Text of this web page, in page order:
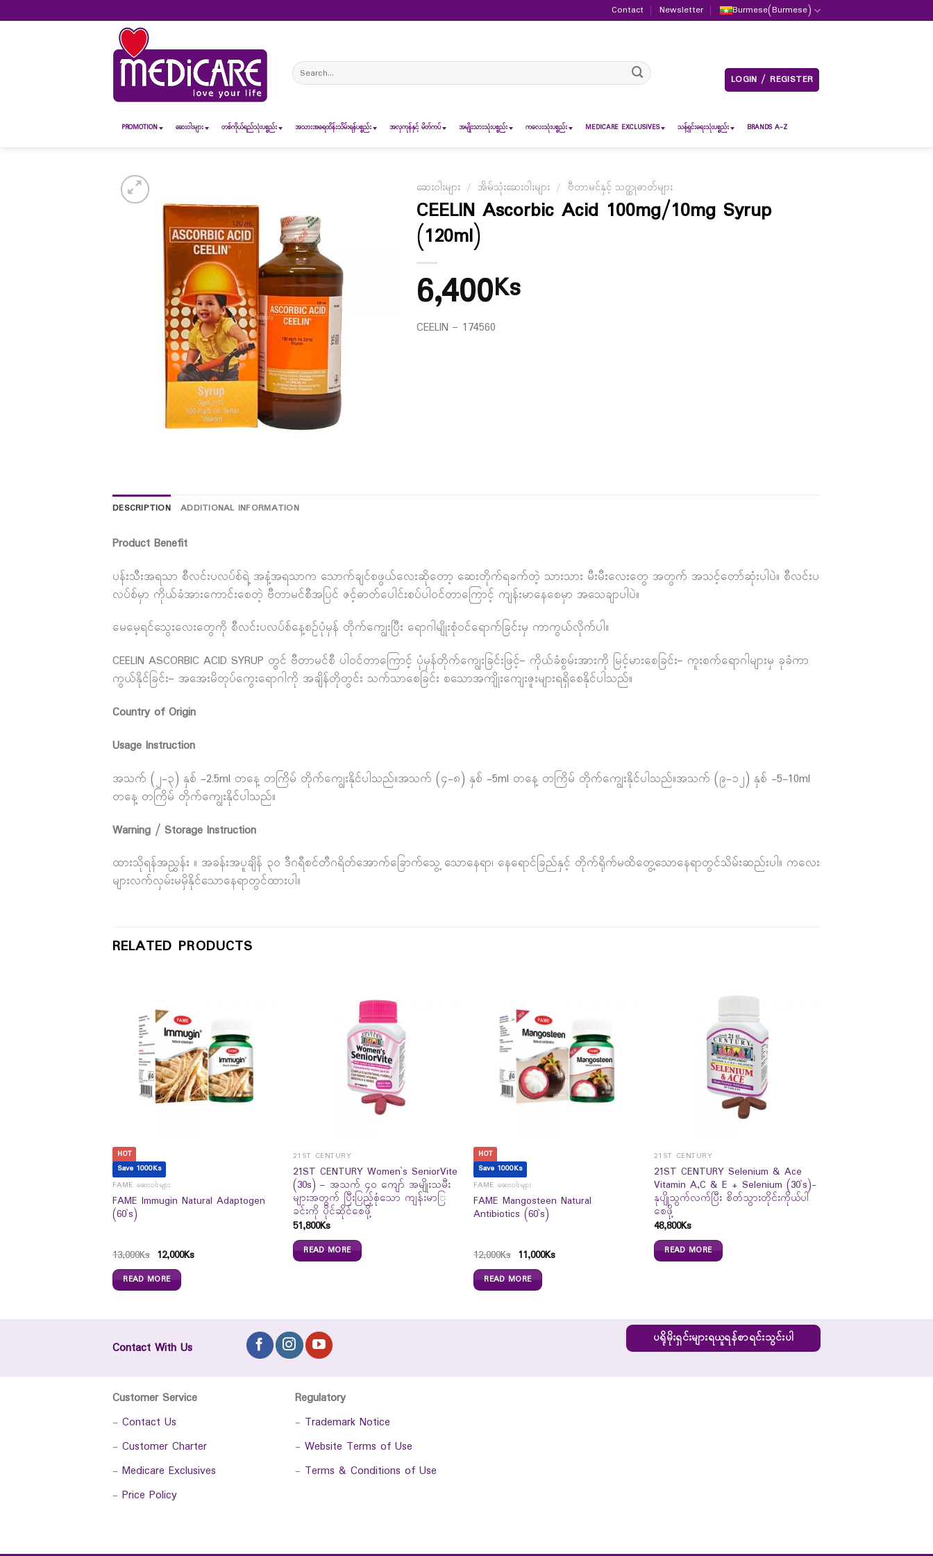
to
Contact Newsletter Burmese(Burmese)
Search
for:
LOGIN / REGISTER
PROMOTION ဆေး၀ါးများ တစ်ကိုယ်ရည်သုံးပစ္စည်း အသားအရေထိန်းသိမ်းရန်ပစ္စည်း အလှကုန်နှင့် မိတ်ကပ် အမျိုးသားသုံးပစ္စည်း ကလေးသုံးပစ္စည်း MEDICARE EXCLUSIVES သန့်ရှင်းရေးသုံးပစ္စည်း BRANDS A-Z
ဆေးဝါးများ / အိမ်သုံးဆေးဝါးများ / ဗီတာမင်နှင့် သတ္ထုဓာတ်များ
CEELIN Ascorbic Acid 100mg/10mg Syrup
(120ml)
6,400Ks
CEELIN – 174560
DESCRIPTION ADDITIONAL INFORMATION
Product Benefit
ပန်းသီးအရသာ စီလင်းပလပ်စ်ရဲ့ အနံ့အရသာက သောက်ချင်စဖွယ်လေးဆိုတော့ ဆေးတိုက်ရခက်တဲ့ သားသား မီးမီးလေးတွေ အတွက် အသင့်တော်ဆုံးပါပဲ။ စီလင်းပ
လပ်စ်မှာ ကိုယ်ခံအားကောင်းစေတဲ့ ဗီတာမင်စီအပြင် ဇင့်ဓာတ်ပေါင်းစပ်ပါဝင်တာကြောင့် ကျန်းမာနေစေမှာ အသေချာပါပဲ။
မေမေ့ရင်သွေးလေးတွေကို စီလင်းပလပ်စ်နေ့စဉ်ပုံမှန် တိုက်ကျွေးပြီး ရောဂါမျိုးစုံဝင်ရောက်ခြင်းမှ ကာကွယ်လိုက်ပါ။
CEELIN ASCORBIC ACID SYRUP တွင် ဗီတာမင်စီ ပါဝင်တာကြောင့် ပုံမှန်တိုက်ကျွေးခြင်းဖြင့်– ကိုယ်ခံစွမ်းအားကို မြင့်မားစေခြင်း– ကူးစက်ရောဂါများမှ ခုခံကာ
ကွယ်နိုင်ခြင်း– အအေးမိတုပ်ကွေးရောဂါကို အချိန်တိုတွင်း သက်သာစေခြင်း စသောအကျိုးကျေးဇူးများရရှိစေနိုင်ပါသည်။
Country of Origin
Usage Instruction
အသက် (၂-၃) နှစ် -2.5ml တနေ့ တကြိမ် တိုက်ကျွေးနိုင်ပါသည်။အသက် (၄-၈) နှစ် -5ml တနေ့ တကြိမ် တိုက်ကျွေးနိုင်ပါသည်။အသက် (၉-၁၂) နှစ် -5-10ml
တနေ့ တကြိမ် တိုက်ကျွေးနိုင်ပါသည်။
Warning / Storage Instruction
ထားသိုရန်အညွှန်း ။ အခန်းအပူချိန် ၃၀ ဒီဂရီစင်တီဂရိတ်အောက်ခြောက်သွေ့ သောနေရာ၊ နေရောင်ခြည်နှင့် တိုက်ရိုက်မထိတွေ့သောနေရာတွင်သိမ်းဆည်းပါ။ ကလေး
များလက်လှမ်းမမှိနိုင်သောနေရာတွင်ထားပါ။
RELATED PRODUCTS
HOT
Save 1000Ks
FAME ဆေးဝါးများ
FAME Immugin Natural Adaptogen
(60`s)
13,000Ks 12,000Ks
READ MORE
21ST CENTURY
21ST CENTURY Women`s SeniorVite
(30s) – အသက် ၄၀ ကျော် အမျိုးသမီး
များအတွက် ပြီးပြည့်စုံသော ကျန်းမာြ
ခင်းကို ပိုင်ဆိုင်စေဖို့
51,800Ks
READ MORE
HOT
Save 1000Ks
FAME ဆေးဝါးများ
FAME Mangosteen Natural
Antibiotics (60`s)
12,000Ks 11,000Ks
READ MORE
21ST CENTURY
21ST CENTURY Selenium & Ace
Vitamin A,C & E + Selenium (30`s)-
နုပျိုသွက်လက်ပြီး စိတ်သွားတိုင်းကိုယ်ပါ
စေဖို့
48,800Ks
READ MORE
Contact With Us
ပရိုမိုးရှင်းများရယူရန်စာရင်းသွင်းပါ
Customer Service
- Contact Us
- Customer Charter
- Medicare Exclusives
- Price Policy
Regulatory
- Trademark Notice
- Website Terms of Use
- Terms & Conditions of Use